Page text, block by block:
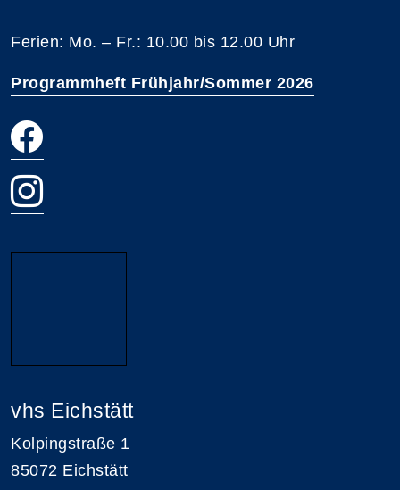
Ferien: Mo. – Fr.: 10.00 bis 12.00 Uhr
Programmheft Frühjahr/Sommer 2026
vhs Eichstätt
Kolpingstraße 1
85072 Eichstätt